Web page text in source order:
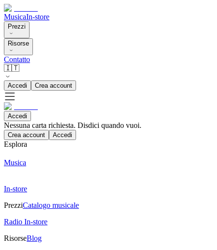
MusicaIn-store
Prezzi
Risorse
Contatto
🇮🇹
Accedi Crea account
Accedi
Nessuna carta richiesta. Disdici quando vuoi.
Crea account Accedi
Esplora
Musica
In-store
PrezziCatalogo musicale
Radio In-store
RisorseBlog